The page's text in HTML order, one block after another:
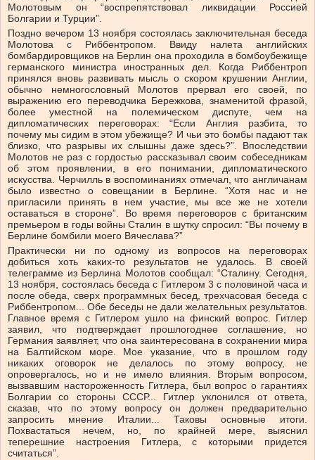
Молотовым он “воспрепятствовал ликвидации Россией
Болгарии и Турции”.
Поздно вечером 13 ноября состоялась заключительная беседа
Молотова с Риббентропом. Ввиду налета английских
бомбардировщиков на Берлин она проходила в бомбоубежище
германского министра иностранных дел. Когда Риббентроп
принялся вновь развивать мысль о скором крушении Англии,
обычно немногословный Молотов прервал его своей, по
выражению его переводчика Бережкова, знаменитой фразой,
более уместной на полемическом диспуте, чем на
дипломатических переговорах: “Если Англия разбита, то
почему мы сидим в этом убежище? И чьи это бомбы падают так
близко, что разрывы их слышны даже здесь?”. Впоследствии
Молотов не раз с гордостью рассказывал своим собеседникам
об этом проявлении, в его понимании, дипломатического
искусства. Черчилль в воспоминаниях отмечал, что англичанам
было известно о совещании в Берлине. “Хотя нас и не
пригласили принять в нем участие, мы все же не хотели
оставаться в стороне”. Во время переговоров с британским
премьером в годы войны Сталин в шутку спросил: “Вы почему в
Берлине бомбили моего Вячеслава?”
Практически ни по одному из вопросов на переговорах
добиться хоть каких-то результатов не удалось. В своей
телеграмме из Берлина Молотов сообщал: “Сталину. Сегодня,
13 ноября, состоялась беседа с Гитлером 3 с половиной часа и
после обеда, сверх программных бесед, трехчасовая беседа с
Риббентропом... Обе беседы не дали желательных результатов.
Главное время с Гитлером ушло на финский вопрос. Гитлер
заявил, что подтверждает прошлогоднее соглашение, но
Германия заявляет, что она заинтересована в сохранении мира
на Балтийском море. Мое указание, что в прошлом году
никаких оговорок не делалось по этому вопросу, не
опровергалось, но и не имело влияния. Вторым вопросом,
вызвавшим настороженность Гитлера, был вопрос о гарантиях
Болгарии со стороны СССР... Гитлер уклонился от ответа,
сказав, что по этому вопросу он должен предварительно
запросить мнение Италии... Таковы основные итоги.
Похвастаться нечем, но, по крайней мере, выяснил
теперешние настроения Гитлера, с которыми придется
считаться”.